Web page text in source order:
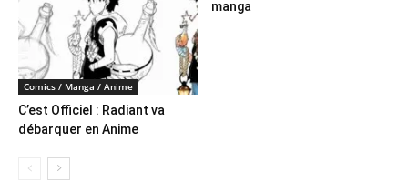
Comics / Manga / Anime
C’est Officiel : Radiant va
débarquer en Anime
manga